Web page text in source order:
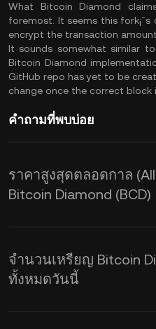
What Bitcoin Diamond
foremost. It seems this
encrypt the transaction
It sounds somewhat similar
Bitcoin Diamond
GitHub repo has yet to be
change once the correct block
คำถามที่พบบ่อย
ราคาสูงสุดตลอดกาล
Bitcoin Diamond (BCD)
จำนวนเหรียญ Bitcoin
ทั้งหมดวันนี้